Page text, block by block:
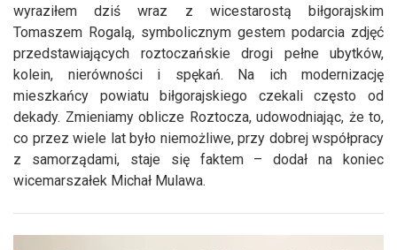
wyraziłem dziś wraz z wicestarostą biłgorajskim
Tomaszem Rogalą, symbolicznym gestem podarcia zdjęć
przedstawiających roztoczańskie drogi pełne ubytków,
kolein, nierówności i spękań. Na ich modernizację
mieszkańcy powiatu biłgorajskiego czekali często od
dekady. Zmieniamy oblicze Roztocza, udowodniając, że to,
co przez wiele lat było niemożliwe, przy dobrej współpracy
z samorządami, staje się faktem – dodał na koniec
wicemarszałek Michał Mulawa.